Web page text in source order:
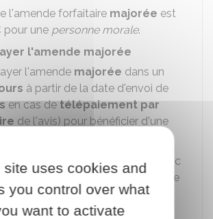
l'amende forfaitaire majorée est
pour une personne morale.
l'amende majorée
l'amende majorée dans un
à partir de la date d'envoi de
en cas detélépaiement par
de l'avis) pour bénéficier d'une
20 % de son montant
pas ce délai, le Trésor Public
procédure amiable ou judiciaire
paiement.
site uses cookies and
you control over what
want to activate